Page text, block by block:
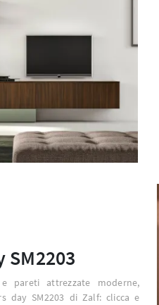
SM2203
pareti attrezzate moderne,
day SM2203 di Zalf: clicca e